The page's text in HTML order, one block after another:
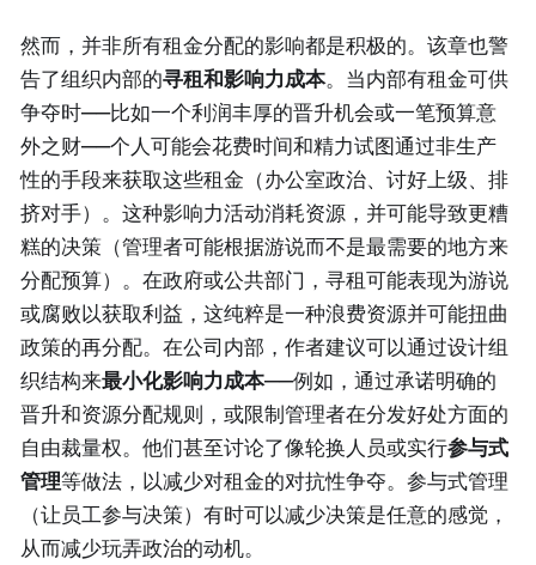
然而，并非所有租金分配的影响都是积极的。该章也警
告了组织内部的寻租和影响力成本。当内部有租金可供
争夺时——比如一个利润丰厚的晋升机会或一笔预算意
外之财——个人可能会花费时间和精力试图通过非生产
性的手段来获取这些租金（办公室政治、讨好上级、排
挤对手）。这种影响力活动消耗资源，并可能导致更糟
糕的决策（管理者可能根据游说而不是最需要的地方来
分配预算）。在政府或公共部门，寻租可能表现为游说
或腐败以获取利益，这纯粹是一种浪费资源并可能扭曲
政策的再分配。在公司内部，作者建议可以通过设计组
织结构来最小化影响力成本——例如，通过承诺明确的
晋升和资源分配规则，或限制管理者在分发好处方面的
自由裁量权。他们甚至讨论了像轮换人员或实行参与式
管理等做法，以减少对租金的对抗性争夺。参与式管理
（让员工参与决策）有时可以减少决策是任意的感觉，
从而减少玩弄政治的动机。